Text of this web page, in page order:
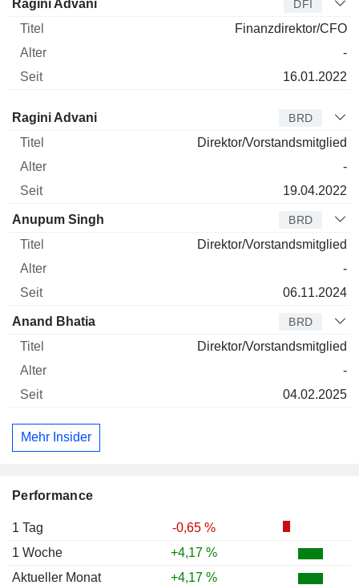
Performance
1 Tag
-0,65 %
1 Woche
+4,17 %
Aktueller Monat
+4,17 %
Ragini Advani DFI
Finanzdirektor/CFO
-
16.01.2022
Verwaltungsratsmitglied
Ragini Advani BRD
Direktor/Vorstandsmitglied
-
19.04.2022
Anupum Singh BRD
Direktor/Vorstandsmitglied
-
06.11.2024
Anand Bhatia BRD
Direktor/Vorstandsmitglied
-
04.02.2025
Mehr Insider